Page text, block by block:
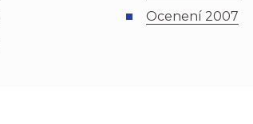
Ocenení 2007